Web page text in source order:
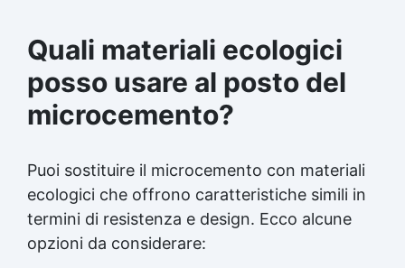
Quali materiali ecologici
posso usare al posto del
microcemento?
Puoi sostituire il microcemento con materiali
ecologici che offrono caratteristiche simili in
termini di resistenza e design. Ecco alcune
opzioni da considerare: